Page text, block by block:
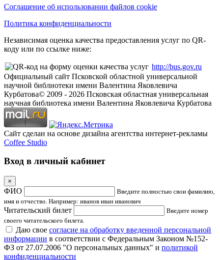
Соглашение об использовании файлов cookie
Политика конфиденциальности
Независимая оценка качества предоставления услуг по QR-
коду или по ссылке ниже:
http://bus.gov.ru
Официальный сайт Псковской областной универсальной
научной библиотеки имени Валентина Яковлевича
Курбатова© 2009 - 2026 Псковская областная универсальная
научная библиотека имени Валентина Яковлевича Курбатова
Сайт сделан на основе дизайна агентства интернет-рекламы
Coffee Studio
Вход в личный кабинет
×
ФИО
Введите полностью свои фамилию,
имя и отчество. Например: иванов иван иванович
Читательский билет
Введите номер
своего читательского билета.
Даю свое согласие на обработку введенной персональной
информации в соответствии с Федеральным Законом №152-
ФЗ от 27.07.2006 "О персональных данных" и политикой
конфиденциальности